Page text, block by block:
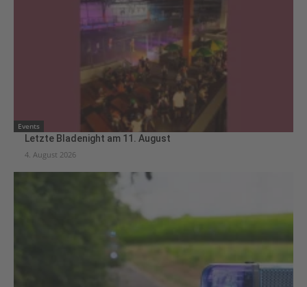
Events
Letzte Bladenight am 11. August
4. August 2026